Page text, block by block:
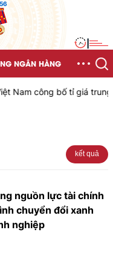
NGÂN HÀNG
Nam công bố tỉ giá trung
kết quả
nguồn lực tài chính
chuyển đổi xanh
nghiệp